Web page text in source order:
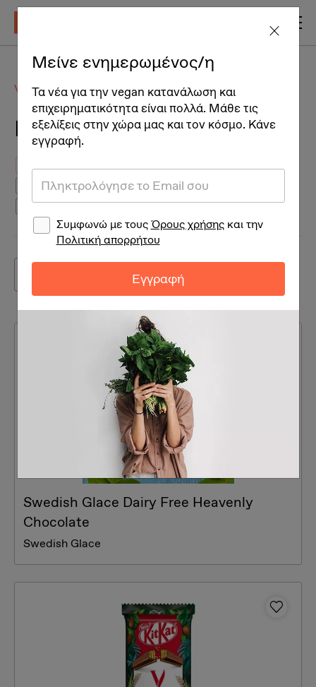
Vegan Προϊόντα Vegan Τρόφιμα Γλυκά & παγωτά
Γλυκά & παγωτά
Γλυκά
Παγωτά
Swedish Glace Dairy Free Heavenly
Chocolate
Swedish Glace
Μείνε ενημερωμένος/η
Τα νέα για την vegan κατανάλωση και
επιχειρηματικότητα είναι πολλά. Μάθε τις
εξελίξεις στην χώρα μας και τον κόσμο. Κάνε
εγγραφή.
Συμφωνώ με τουςΌρους χρήσηςκαι την
Πολιτική απορρήτου
Εγγραφή